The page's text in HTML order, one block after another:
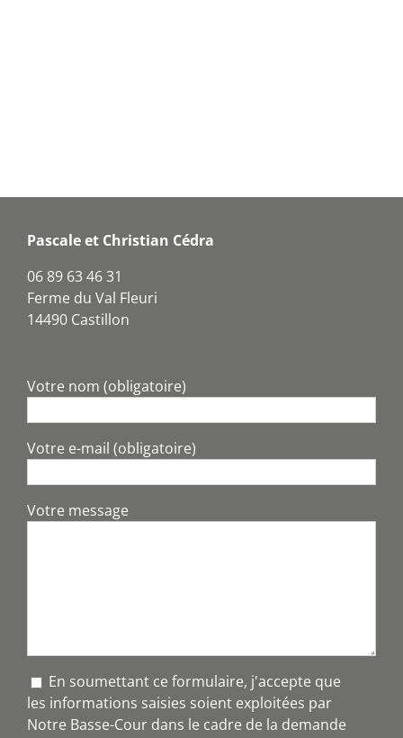
Pascale et Christian Cédra
06 89 63 46 31
Ferme du Val Fleuri
14490 Castillon
Votre nom (obligatoire)
Votre e-mail (obligatoire)
Votre message
En soumettant ce formulaire, j'accepte que
les informations saisies soient exploitées par
Notre Basse-Cour dans le cadre de la demande